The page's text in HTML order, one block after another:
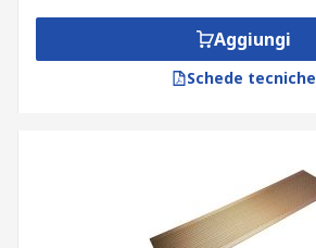
Aggiungi
Schede tecniche